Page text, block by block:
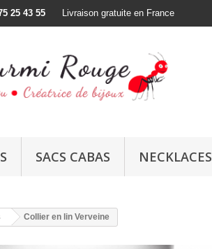
25 43 55 Livraison gratuite en France
SACS CABAS NECKLACES
Collier en lin Verveine